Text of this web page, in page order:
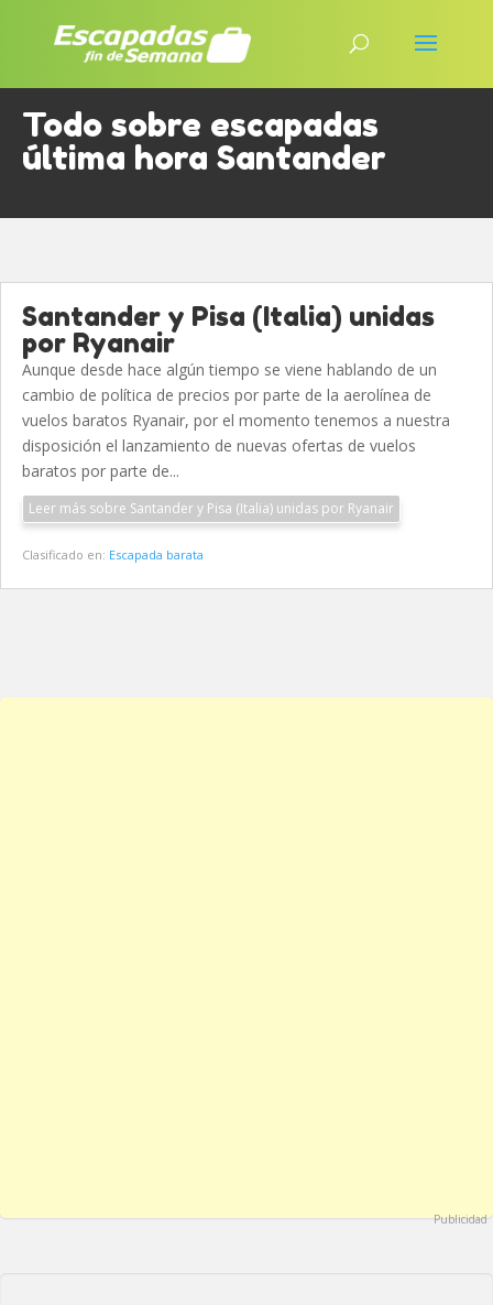
Todo sobre escapadas
última hora Santander
Santander y Pisa (Italia) unidas
por Ryanair
Aunque desde hace algún tiempo se viene hablando de un
cambio de política de precios por parte de la aerolínea de
vuelos baratos Ryanair, por el momento tenemos a nuestra
disposición el lanzamiento de nuevas ofertas de vuelos
baratos por parte de...
Leer más sobre Santander y Pisa (Italia) unidas por Ryanair
Clasificado en: Escapada barata
Publicidad